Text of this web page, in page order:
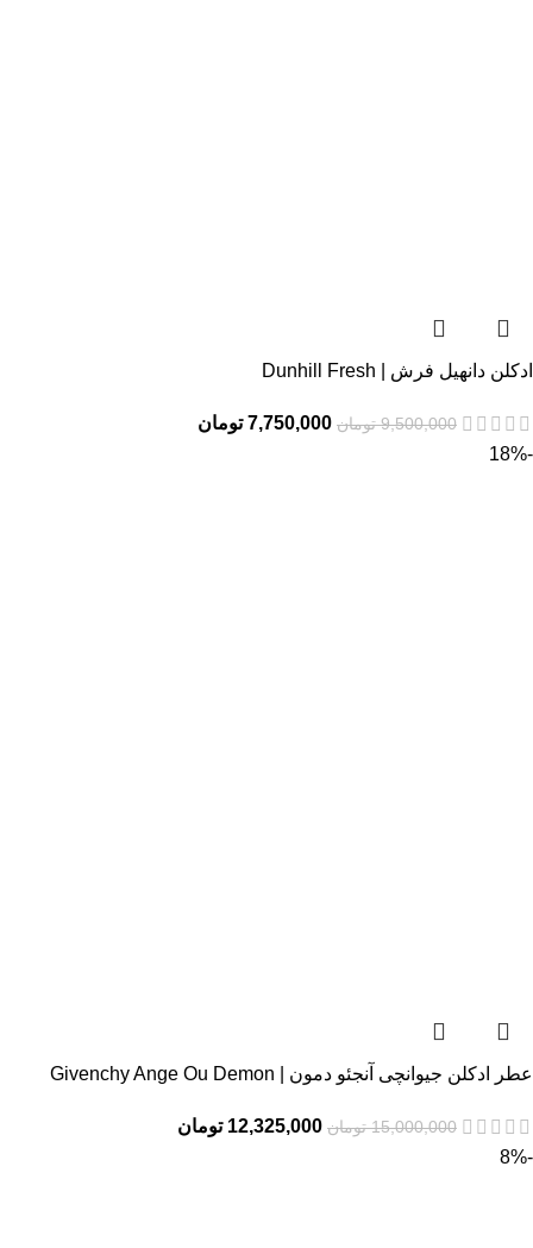
ادکلن دانهیل فرش | Dunhill Fresh
9,500,000 تومان 7,750,000 تومان
-18%
عطر ادکلن جیوانچی آنجئو دمون | Givenchy Ange Ou Demon
15,000,000 تومان 12,325,000 تومان
-8%